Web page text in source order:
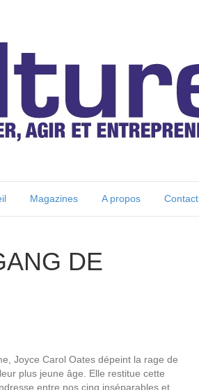
Magazines A propos Contact
DE
Joyce Carol Oates dépeint la rage de
plus jeune âge. Elle restitue cette
entre nos cinq inséparables et